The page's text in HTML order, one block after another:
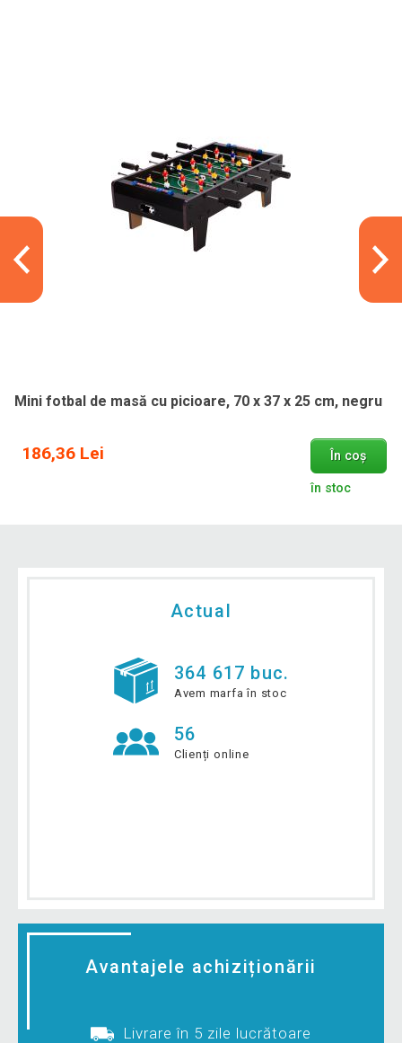
Mini fotbal de masă cu picioare, 70 x 37 x 25 cm, negru
186,36 Lei În coș
în stoc
Actual
364 617 buc.
Avem marfa în stoc
56
Clienți online
Avantajele achiziționării
Livrare în 5 zile lucrătoare